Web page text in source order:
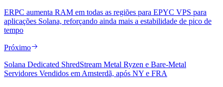
ERPC aumenta RAM em todas as regiões para EPYC VPS para
aplicações Solana, reforçando ainda mais a estabilidade de pico de
tempo
Próximo
Solana Dedicated ShredStream Metal Ryzen e Bare-Metal
Servidores Vendidos em Amsterdã, após NY e FRA